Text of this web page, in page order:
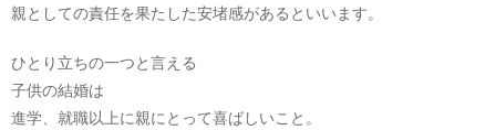
親としての責任を果たした安堵感があるといいます。
ひとり立ちの一つと言える
子供の結婚は
進学、就職以上に親にとって喜ばしいこと。